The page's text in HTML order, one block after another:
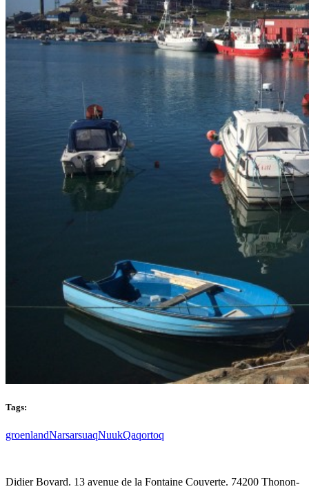
Tags:
groenlandNarsarsuaqNuukQaqortoq
Didier Bovard. 13 avenue de la Fontaine Couverte. 74200 Thonon-